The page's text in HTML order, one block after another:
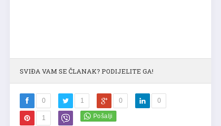
SVIĐA VAM SE ČLANAK? PODIJELITE GA!
0 1 0 0
1